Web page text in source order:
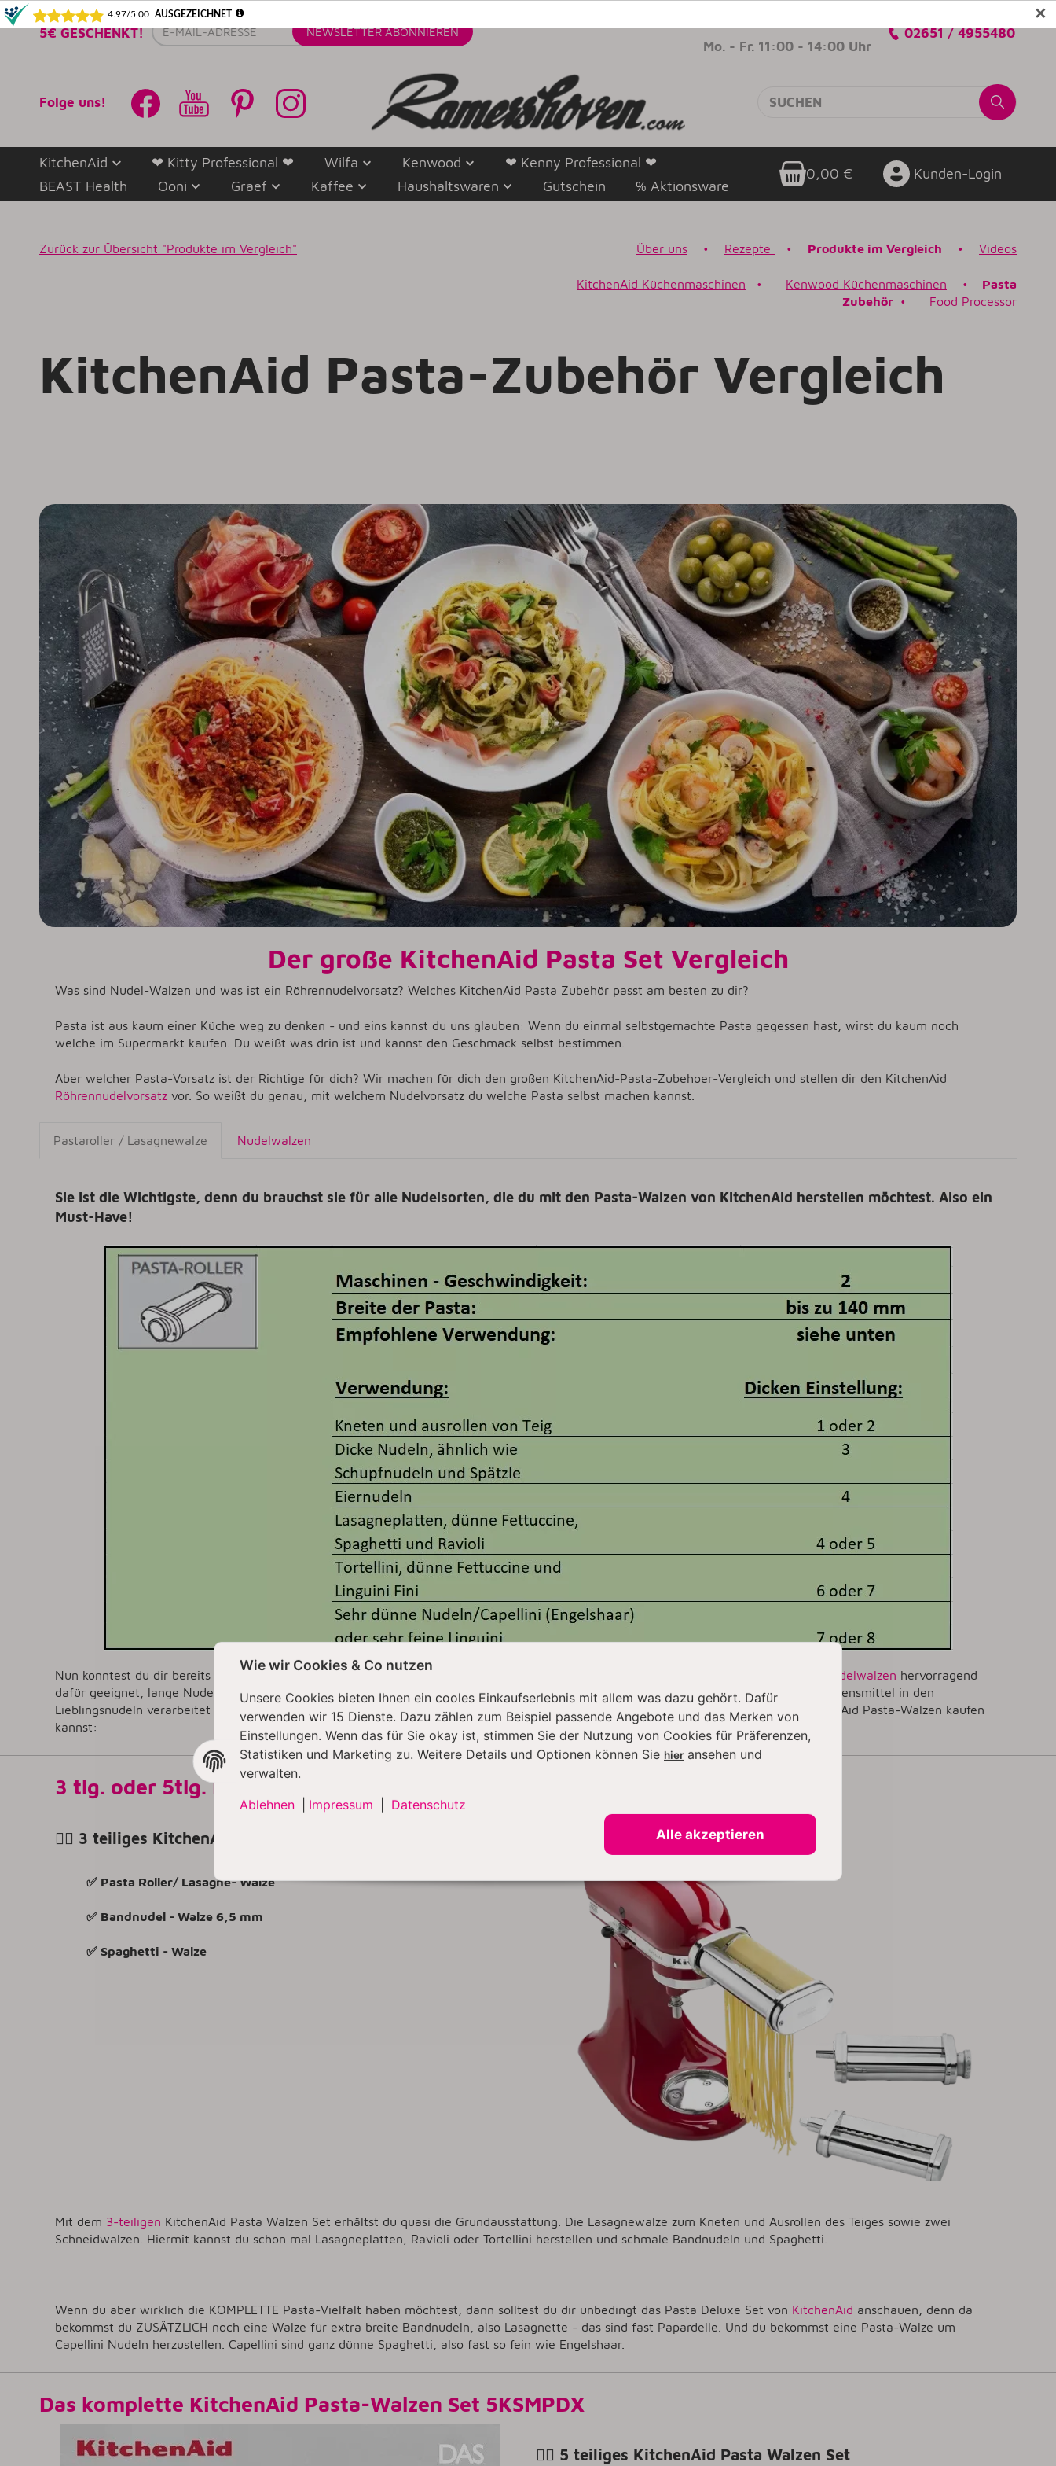
✕
5€ GESCHENKT! E-
Mail-
NEWSLETTER ABONNIEREN
Mo. - Fr. 11:00 - 14:00 Uhr
02651 / 4955480
Folge uns!
KitchenAid ❤ Kitty Professional ❤ Wilfa Kenwood
❤ Kenny Professional ❤
BEAST Health
Ooni Graef Kaffee Haushaltswaren Gutschein % Aktionsware
0,00 € Kunden-Login
Zurück zur Übersicht "Produkte im Vergleich" Über uns • Rezepte • Produkte im Vergleich • Videos
KitchenAid Küchenmaschinen • Kenwood Küchenmaschinen •
Pasta
Zubehör • Food Processor
KitchenAid Pasta-Zubehör Vergleich
Der große KitchenAid Pasta Set Vergleich
Was sind Nudel-Walzen und was ist ein Röhrennudelvorsatz? Welches KitchenAid Pasta Zubehör passt am besten zu dir?
Pasta ist aus kaum einer Küche weg zu denken - und eins kannst du uns glauben: Wenn du einmal selbstgemachte Pasta gegessen hast, wirst du kaum noch
welche im Supermarkt kaufen. Du weißt was drin ist und kannst den Geschmack selbst bestimmen.
Aber welcher Pasta-Vorsatz ist der Richtige für dich? Wir machen für dich den großen KitchenAid-Pasta-Zubehoer-Vergleich und stellen dir den KitchenAid
Röhrennudelvorsatz vor. So weißt du genau, mit welchem Nudelvorsatz du welche Pasta selbst machen kannst.
Pastaroller / Lasagnewalze Nudelwalzen
Sie ist die Wichtigste, denn du brauchst sie für alle Nudelsorten, die du mit den Pasta-Walzen von KitchenAid herstellen möchtest. Also ein
Must-Have!
Nun konntest du dir bereits einen Überblick über jede einzelne Pasta-Walze machen. Wie du feststellen konntest, sind die KitchenAid Nudelwalzen hervorragend
dafür geeignet, lange Nudeln wie Spaghetti, Tagliatelle uvm. herzustellen. Noch nie war es so einfach, selbst zu entscheiden welche Lebensmittel in den
Lieblingsnudeln verarbeitet werden sollen. Nun zeigen wir dir, in unserem KitchenAid Pasta-Set-Vergleich in welchen Sets du die KitchenAid Pasta-Walzen kaufen
kannst:
3 tlg. oder 5tlg. KitchenAid Pasta-Walzen-Set, du entscheidest!
👉🏼 3 teiliges KitchenAid Pasta Walzen Set
✅ Pasta Roller/ Lasagne- Walze
✅ Bandnudel - Walze 6,5 mm
✅ Spaghetti - Walze
Mit dem 3-teiligen KitchenAid Pasta Walzen Set erhältst du quasi die Grundausstattung. Die Lasagnewalze zum Kneten und Ausrollen des Teiges sowie zwei
Schneidwalzen. Hiermit kannst du schon mal Lasagneplatten, Ravioli oder Tortellini herstellen und schmale Bandnudeln und Spaghetti.
Wenn du aber wirklich die KOMPLETTE Pasta-Vielfalt haben möchtest, dann solltest du dir unbedingt das Pasta Deluxe Set von KitchenAid anschauen, denn da
bekommst du ZUSÄTZLICH noch eine Walze für extra breite Bandnudeln, also Lasagnette - das sind fast Papardelle. Und du bekommst eine Pasta-Walze um
Capellini Nudeln herzustellen. Capellini sind ganz dünne Spaghetti, also fast so fein wie Engelshaar.
Das komplette KitchenAid Pasta-Walzen Set 5KSMPDX
👉🏼 5 teiliges KitchenAid Pasta Walzen Set
Wie wir Cookies & Co nutzen
Unsere Cookies bieten Ihnen ein cooles Einkaufserlebnis mit allem was dazu gehört. Dafür
verwenden wir 15 Dienste. Dazu zählen zum Beispiel passende Angebote und das Merken von
Einstellungen. Wenn das für Sie okay ist, stimmen Sie der Nutzung von Cookies für Präferenzen,
Statistiken und Marketing zu. Weitere Details und Optionen können Sie hier ansehen und
verwalten.
Ablehnen
Impressum
Datenschutz
Alle akzeptieren